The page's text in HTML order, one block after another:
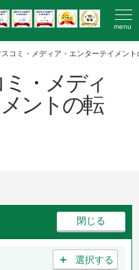
menu
コミ・メディア・エンターテイメント
・メディ
ントの転
＋ 選択する